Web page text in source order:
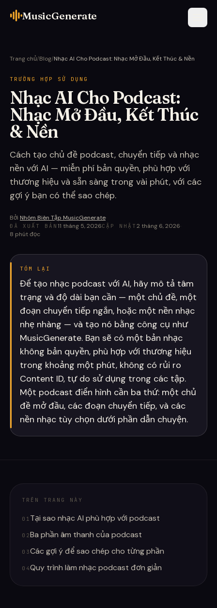
MusicGenerate
Trang chủ/Blog/Nhạc AI Cho Podcast: Nhạc Mở Đầu, Kết Thúc & Nền
TRƯỜNG HỢP SỬ DỤNG
Nhạc AI Cho Podcast:
Nhạc Mở Đầu, Kết Thúc
& Nền
Cách tạo chủ đề podcast, chuyển tiếp và nhạc
nền với AI — miễn phí bản quyền, phù hợp với
thương hiệu và sẵn sàng trong vài phút, với các
gợi ý bạn có thể sao chép.
Bởi Nhóm Biên Tập MusicGenerate·
ĐÃ XUẤT BẢN 11 tháng 5, 2026CẬP NHẬT 2 tháng 6, 2026·
8 phút đọc
TÓM LẠI
Để tạo nhạc podcast với AI, hãy mô tả tâm
trạng và độ dài bạn cần — một chủ đề, một
đoạn chuyển tiếp ngắn, hoặc một nền nhạc
nhẹ nhàng — và tạo nó bằng công cụ như
MusicGenerate. Bạn sẽ có một bản nhạc
không bản quyền, phù hợp với thương hiệu
trong khoảng một phút, không có rủi ro
Content ID, tự do sử dụng trong các tập.
Một podcast điển hình cần ba thứ: một chủ
đề mở đầu, các đoạn chuyển tiếp, và các
nền nhạc tùy chọn dưới phần dẫn chuyện.
TRÊN TRANG NÀY
01 Tại sao nhạc AI phù hợp với podcast
02Ba phần âm thanh của podcast
03Các gợi ý để sao chép cho từng phần
04Quy trình làm nhạc podcast đơn giản